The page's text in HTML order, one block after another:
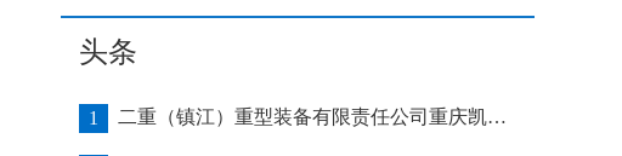
头条
1 二重（镇江）重型装备有限责任公司重庆凯瑞项目发运助力海上风电产业发展